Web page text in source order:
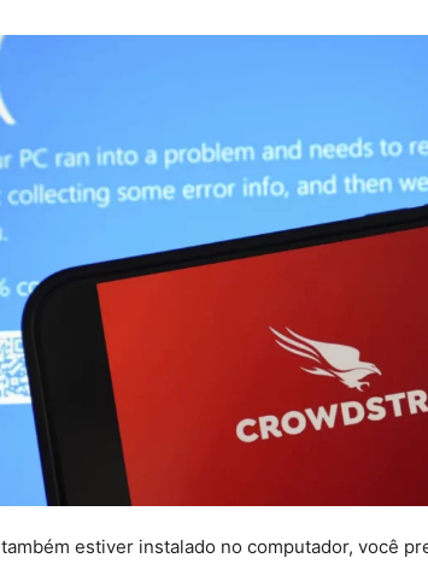
também estiver instalado no computador, você